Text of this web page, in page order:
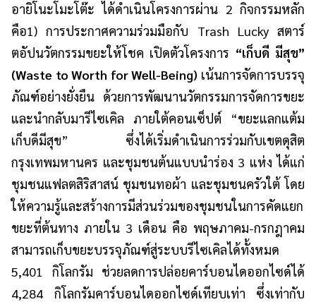
อายิโนะโมะโต๊ะ ได้ดำเนินโครงการผ่าน 2 กิจกรรมหลัก
คือ1) การประกาศความร่วมมือกับ Trash Lucky สตาร์
ตอัปนวัตกรรมขยะให้โชค เปิดตัวโครงการ “เก็บดี มีสุข”
(Waste to Worth for Well-Being) เน้นการจัดการบรรจุ
ภัณฑ์อย่างยั่งยืน ด้วยการพัฒนานวัตกรรมการจัดการขยะ
และนำกลับมารีไซเคิล ภายใต้คอนเซ็ปต์ “ขยะแลกแต้ม
เก็บดีมีสุข” ซึ่งได้เริ่มดำเนินการร่วมกับเขตดุสิต
กรุงเทพมหานคร และชุมชนต้นแบบนำร่อง 3 แห่ง ได้แก่
ชุมชนแฟลตสิริสาสน์ ชุมชนทอผ้า และชุมชนครัวใต้ โดย
ให้ความรู้และสร้างการมีส่วนร่วมของชุมชนในการคัดแยก
ขยะที่ต้นทาง ภายใน 3 เดือน คือ พฤษภาคม-กรกฎาคม
สามารถเก็บขยะบรรจุภัณฑ์สู่ระบบรีไซเคิลได้ทั้งหมด
5,401 กิโลกรัม ช่วยลดการปล่อยคาร์บอนไดออกไซด์ได้
4,284 กิโลกรัมคาร์บอนไดออกไซด์เทียบเท่า ซึ่งเท่ากับ